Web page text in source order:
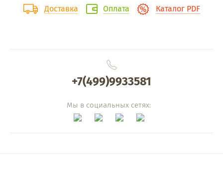
Доставка Оплата Каталог PDF
+7(499)9933581
Мы в социальных сетях: